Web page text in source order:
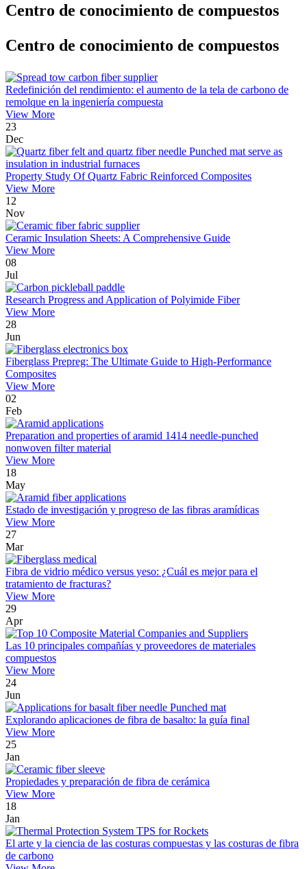
Centro de conocimiento de compuestos
Centro de conocimiento de compuestos
Redefinición del rendimiento: el aumento de la tela de carbono de
remolque en la ingeniería compuesta
View More
23
Dec
Property Study Of Quartz Fabric Reinforced Composites
View More
12
Nov
Ceramic Insulation Sheets: A Comprehensive Guide
View More
08
Jul
Research Progress and Application of Polyimide Fiber
View More
28
Jun
Fiberglass Prepreg: The Ultimate Guide to High-Performance
Composites
View More
02
Feb
Preparation and properties of aramid 1414 needle-punched
nonwoven filter material
View More
18
May
Estado de investigación y progreso de las fibras aramídicas
View More
27
Mar
Fibra de vidrio médico versus yeso: ¿Cuál es mejor para el
tratamiento de fracturas?
View More
29
Apr
Las 10 principales compañías y proveedores de materiales
compuestos
View More
24
Jun
Explorando aplicaciones de fibra de basalto: la guía final
View More
25
Jan
Propiedades y preparación de fibra de cerámica
View More
18
Jan
El arte y la ciencia de las costuras compuestas y las costuras de fibra
de carbono